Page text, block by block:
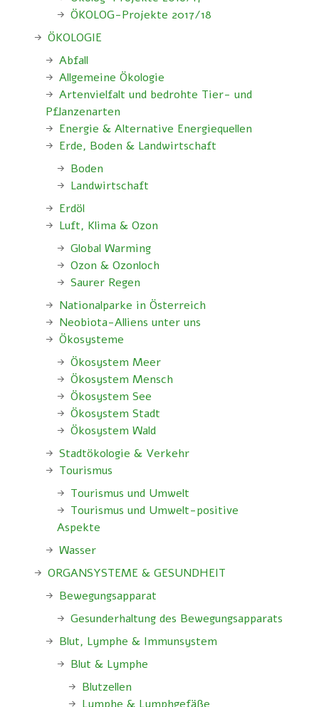
ÖKOLOG-Projekte 2017/18
ÖKOLOGIE
Abfall
Allgemeine Ökologie
Artenvielfalt und bedrohte Tier- und
Pflanzenarten
Energie & Alternative Energiequellen
Erde, Boden & Landwirtschaft
Boden
Landwirtschaft
Erdöl
Luft, Klima & Ozon
Global Warming
Ozon & Ozonloch
Saurer Regen
Nationalparke in Österreich
Neobiota-Alliens unter uns
Ökosysteme
Ökosystem Meer
Ökosystem Mensch
Ökosystem See
Ökosystem Stadt
Ökosystem Wald
Stadtökologie & Verkehr
Tourismus
Tourismus und Umwelt
Tourismus und Umwelt-positive
Aspekte
Wasser
ORGANSYSTEME & GESUNDHEIT
Bewegungsapparat
Gesunderhaltung des Bewegungsapparats
Blut, Lymphe & Immunsystem
Blut & Lymphe
Blutzellen